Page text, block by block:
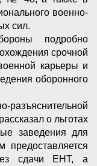
военно-
сил.
подробно
срочной
карьеры и
оборонного
о льготах
заведения для
предоставляется
сдачи ЕНТ, а